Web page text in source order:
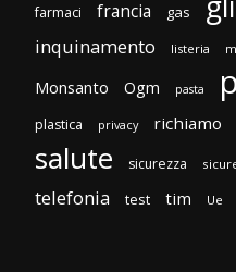
farmaci francia gas
inquinamento listeria
Monsanto Ogm pasta
plastica privacy richiamo
salute sicurezza
telefonia test tim Ue